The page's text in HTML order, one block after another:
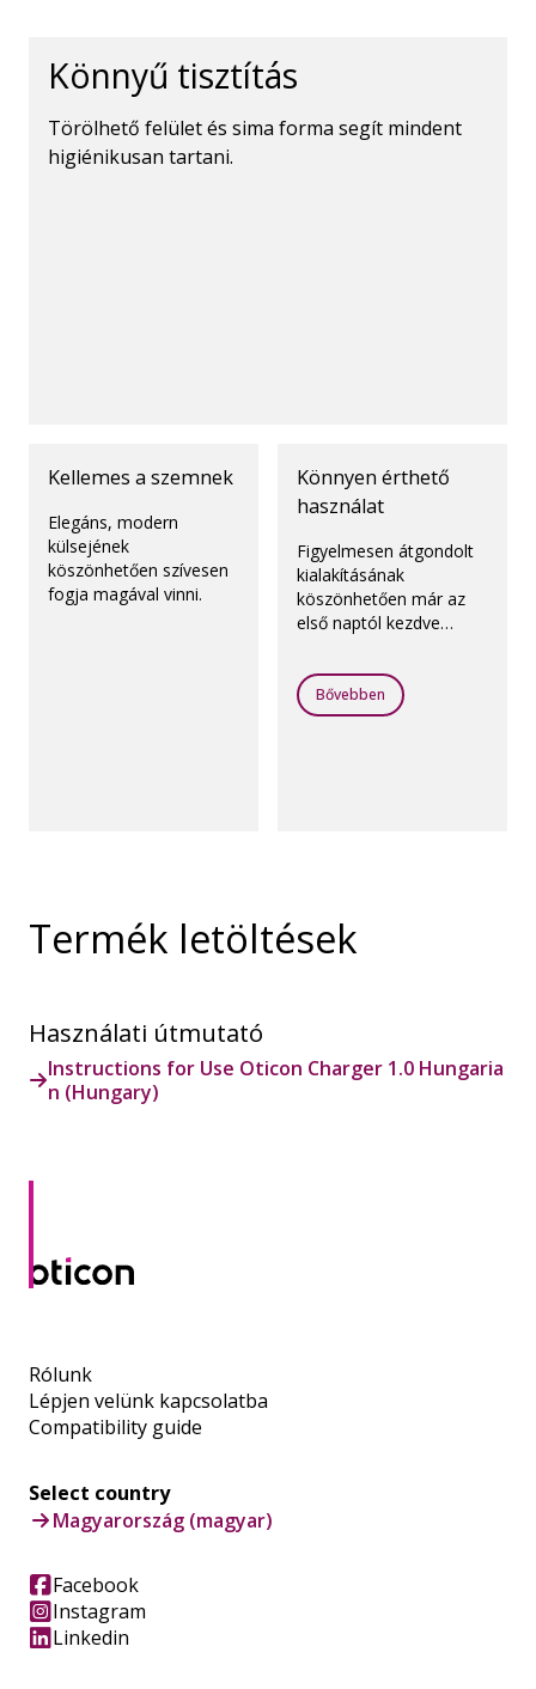
Könnyű tisztítás
Törölhető felület és sima forma segít mindent
higiénikusan tartani.
Kellemes a szemnek
Elegáns, modern
külsejének
köszönhetően szívesen
fogja magával vinni.
Könnyen érthető
használat
Figyelmesen átgondolt
kialakításának
köszönhetően már az
első naptól kezdve
töltőt.
Bővebben
Termék letöltések
Használati útmutató
Instructions for Use Oticon Charger 1.0 Hungaria
n (Hungary)
Rólunk
Lépjen velünk kapcsolatba
Compatibility guide
Select country
Magyarország (magyar)
Facebook
Instagram
Linkedin